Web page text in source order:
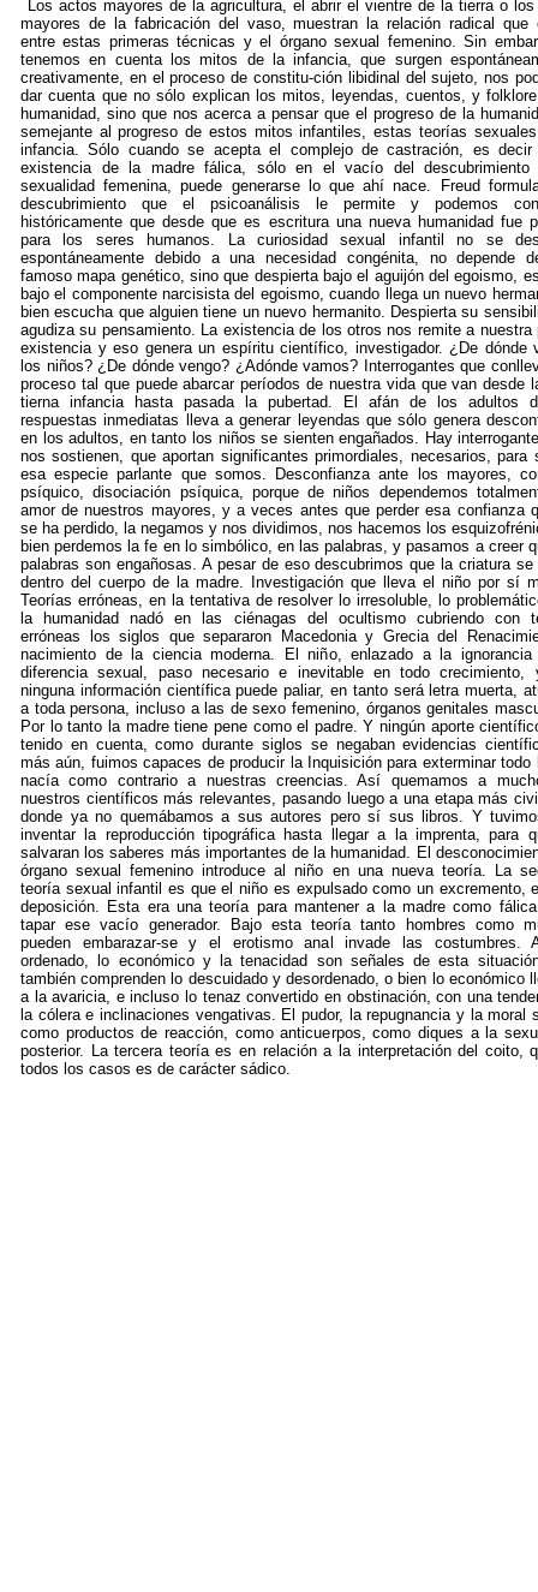
Los actos mayores de la agricultura, el abrir el vientre de la tierra o
mayores de la fabricación del vaso, muestran la relación radical que
entre estas primeras técnicas y el órgano sexual femenino. Sin
tenemos en cuenta los mitos de la infancia, que surgen
creativamente, en el proceso de constitu-ción libidinal del sujeto, nos
dar cuenta que no sólo explican los mitos, leyendas, cuentos, y
humanidad, sino que nos acerca a pensar que el progreso de la
semejante al progreso de estos mitos infantiles, estas teorías
infancia. Sólo cuando se acepta el complejo de castración, es
existencia de la madre fálica, sólo en el vacío del
sexualidad femenina, puede generarse lo que ahí nace. Freud
descubrimiento que el psicoanálisis le permite y podemos
históricamente que desde que es escritura una nueva humanidad fue
para los seres humanos. La curiosidad sexual infantil no se
espontáneamente debido a una necesidad congénita, no depende
famoso mapa genético, sino que despierta bajo el aguijón del egoismo,
bajo el componente narcisista del egoismo, cuando llega un nuevo
bien escucha que alguien tiene un nuevo hermanito. Despierta su
agudiza su pensamiento. La existencia de los otros nos remite a nuestra
existencia y eso genera un espíritu científico, investigador. ¿De dónde
los niños? ¿De dónde vengo? ¿Adónde vamos? Interrogantes que
proceso tal que puede abarcar períodos de nuestra vida que van desde
tierna infancia hasta pasada la pubertad. El afán de los adultos
respuestas inmediatas lleva a generar leyendas que sólo genera
en los adultos, en tanto los niños se sienten engañados. Hay
nos sostienen, que aportan significantes primordiales, necesarios, para
esa especie parlante que somos. Desconfianza ante los mayores,
psíquico, disociación psíquica, porque de niños dependemos
amor de nuestros mayores, y a veces antes que perder esa confianza
se ha perdido, la negamos y nos dividimos, nos hacemos los
bien perdemos la fe en lo simbólico, en las palabras, y pasamos a creer
palabras son engañosas. A pesar de eso descubrimos que la criatura se
dentro del cuerpo de la madre. Investigación que lleva el niño por sí
Teorías erróneas, en la tentativa de resolver lo irresoluble, lo
la humanidad nadó en las ciénagas del ocultismo cubriendo con
erróneas los siglos que separaron Macedonia y Grecia del
nacimiento de la ciencia moderna. El niño, enlazado a la
diferencia sexual, paso necesario e inevitable en todo crecimiento,
ninguna información científica puede paliar, en tanto será letra muerta,
a toda persona, incluso a las de sexo femenino, órganos genitales
Por lo tanto la madre tiene pene como el padre. Y ningún aporte
tenido en cuenta, como durante siglos se negaban evidencias
más aún, fuimos capaces de producir la Inquisición para exterminar todo
nacía como contrario a nuestras creencias. Así quemamos a
nuestros científicos más relevantes, pasando luego a una etapa más
donde ya no quemábamos a sus autores pero sí sus libros. Y
inventar la reproducción tipográfica hasta llegar a la imprenta, para
salvaran los saberes más importantes de la humanidad. El
órgano sexual femenino introduce al niño en una nueva teoría. La
teoría sexual infantil es que el niño es expulsado como un excremento,
deposición. Esta era una teoría para mantener a la madre como
tapar ese vacío generador. Bajo esta teoría tanto hombres como
pueden embarazar-se y el erotismo anal invade las costumbres.
ordenado, lo económico y la tenacidad son señales de esta
también comprenden lo descuidado y desordenado, o bien lo económico
a la avaricia, e incluso lo tenaz convertido en obstinación, con una
la cólera e inclinaciones vengativas. El pudor, la repugnancia y la moral
como productos de reacción, como anticuerpos, como diques a la
posterior. La tercera teoría es en relación a la interpretación del coito,
todos los casos es de carácter sádico.